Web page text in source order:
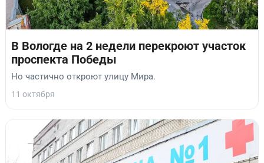
В Вологде на 2 недели перекроют участок
проспекта Победы
Но частично откроют улицу Мира.
11 октября